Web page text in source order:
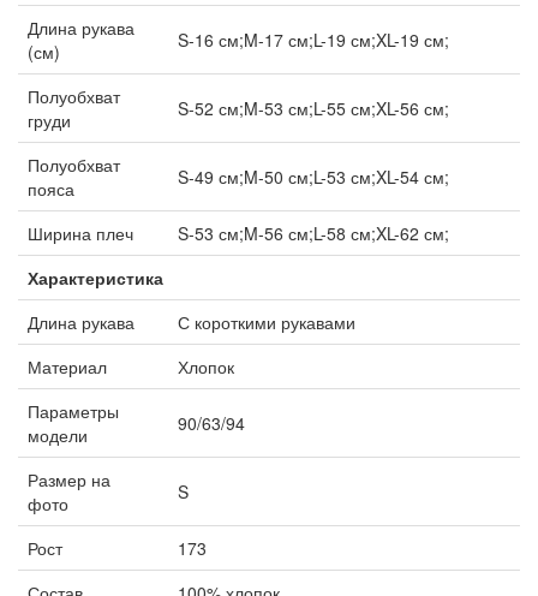
Длина рукава
(см)
S-16 см;M-17 см;L-19 см;XL-19 см;
Полуобхват
груди
S-52 см;M-53 см;L-55 см;XL-56 см;
Полуобхват
пояса
S-49 см;M-50 см;L-53 см;XL-54 см;
Ширина плеч
S-53 см;M-56 см;L-58 см;XL-62 см;
Характеристика
Длина рукава
С короткими рукавами
Материал
Хлопок
Параметры
модели
90/63/94
Размер на
фото
S
Рост
173